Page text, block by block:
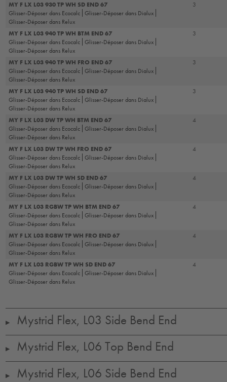
MY F LX L03 930 TP WH SD END 67
Glisser-Déposer dans Ecocalc Glisser-Déposer dans Dialux
Glisser-Déposer dans Relux
3
MY F LX L03 940 TP WH BTM END 67
Glisser-Déposer dans Ecocalc Glisser-Déposer dans Dialux
Glisser-Déposer dans Relux
3
MY F LX L03 940 TP WH FRO END 67
Glisser-Déposer dans Ecocalc Glisser-Déposer dans Dialux
Glisser-Déposer dans Relux
3
MY F LX L03 940 TP WH SD END 67
Glisser-Déposer dans Ecocalc Glisser-Déposer dans Dialux
Glisser-Déposer dans Relux
3
MY F LX L03 DW TP WH BTM END 67
Glisser-Déposer dans Ecocalc Glisser-Déposer dans Dialux
Glisser-Déposer dans Relux
4
MY F LX L03 DW TP WH FRO END 67
Glisser-Déposer dans Ecocalc Glisser-Déposer dans Dialux
Glisser-Déposer dans Relux
4
MY F LX L03 DW TP WH SD END 67
Glisser-Déposer dans Ecocalc Glisser-Déposer dans Dialux
Glisser-Déposer dans Relux
4
MY F LX L03 RGBW TP WH BTM END 67
Glisser-Déposer dans Ecocalc Glisser-Déposer dans Dialux
Glisser-Déposer dans Relux
4
MY F LX L03 RGBW TP WH FRO END 67
Glisser-Déposer dans Ecocalc Glisser-Déposer dans Dialux
Glisser-Déposer dans Relux
4
MY F LX L03 RGBW TP WH SD END 67
Glisser-Déposer dans Ecocalc Glisser-Déposer dans Dialux
Glisser-Déposer dans Relux
4
▶ Mystrid Flex, L03 Side Bend End
▶ Mystrid Flex, L06 Top Bend End
▶ Mystrid Flex, L06 Side Bend End